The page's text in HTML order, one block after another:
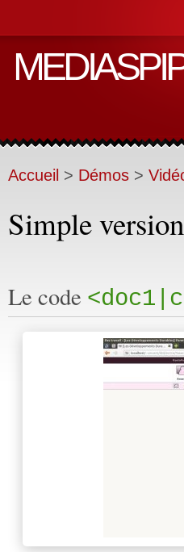
Accueil > Démos >
Simple
Le code